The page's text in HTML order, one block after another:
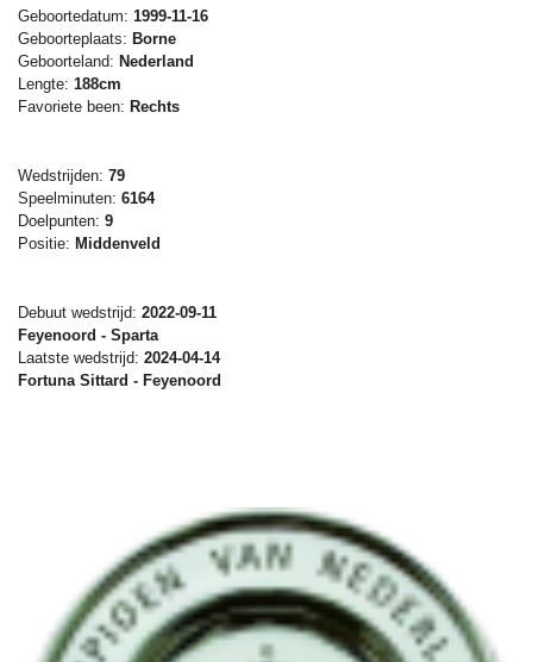
Geboortedatum: 1999-11-16
Geboorteplaats: Borne
Geboorteland: Nederland
Lengte: 188cm
Favoriete been: Rechts
Wedstrijden: 79
Speelminuten: 6164
Doelpunten: 9
Positie: Middenveld
Debuut wedstrijd: 2022-09-11
Feyenoord - Sparta
Laatste wedstrijd: 2024-04-14
Fortuna Sittard - Feyenoord